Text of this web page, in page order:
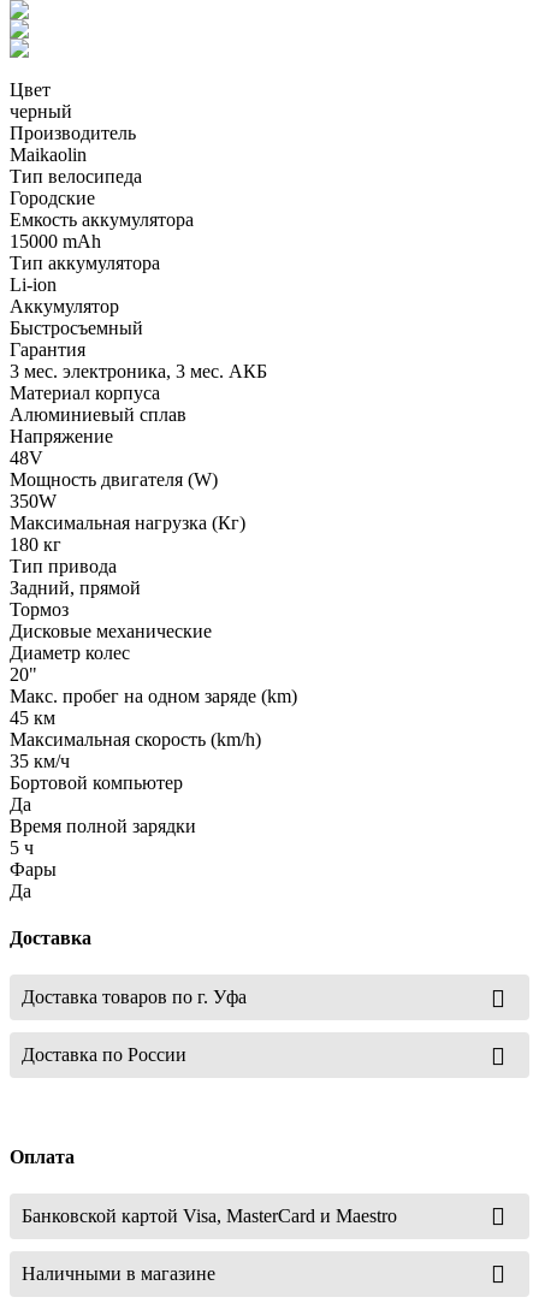
Цвет
черный
Производитель
Maikaolin
Тип велосипеда
Городские
Емкость аккумулятора
15000 mAh
Тип аккумулятора
Li-ion
Аккумулятор
Быстросъемный
Гарантия
3 мес. электроника, 3 мес. АКБ
Материал корпуса
Алюминиевый сплав
Напряжение
48V
Мощность двигателя (W)
350W
Максимальная нагрузка (Кг)
180 кг
Тип привода
Задний, прямой
Тормоз
Дисковые механические
Диаметр колес
20"
Макс. пробег на одном заряде (km)
45 км
Максимальная скорость (km/h)
35 км/ч
Бортовой компьютер
Да
Время полной зарядки
5 ч
Фары
Да
Доставка
Доставка товаров по г. Уфа
Доставка по России
Оплата
Банковской картой Visa, MasterCard и Maestro
Наличными в магазине